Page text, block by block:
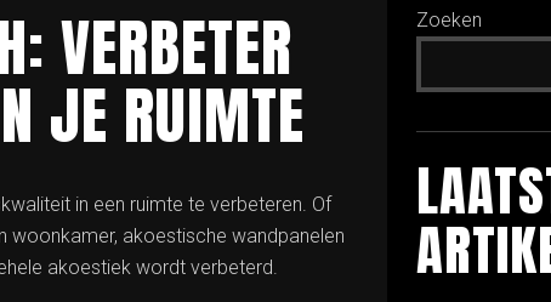
VERBETER
JE RUIMTE
in een ruimte te verbeteren. Of
woonkamer, akoestische wandpanelen
akoestiek wordt verbeterd.
Zoeken